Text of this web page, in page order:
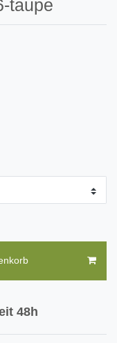
taupe
48h